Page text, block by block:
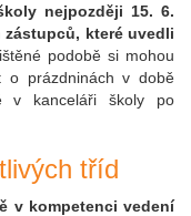
nejpozději 15. 6.
zástupců, které uvedli
podobě si mohou
o prázdninách v době
v kanceláři školy po
tříd
v kompetenci vedení